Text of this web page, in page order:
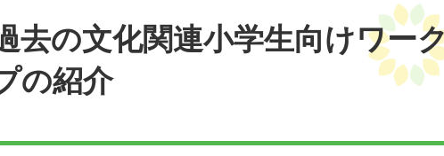
去の文化関連小学生向けワー
の紹介